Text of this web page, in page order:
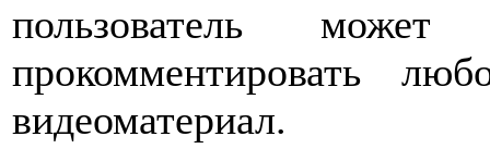
пользователь
прокомментировать
видеоматериал.